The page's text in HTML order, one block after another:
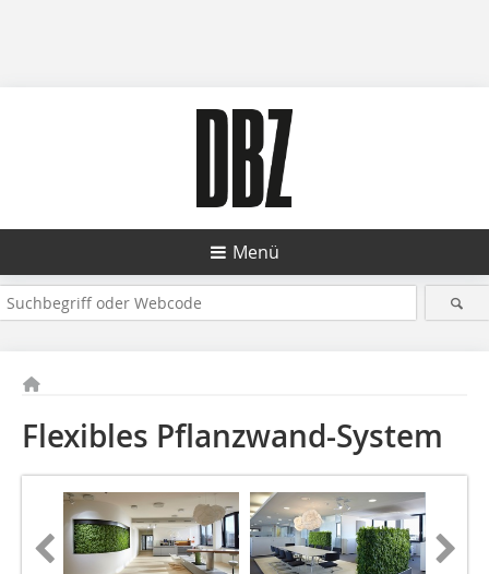
Menü
Flexibles Pflanzwand-System